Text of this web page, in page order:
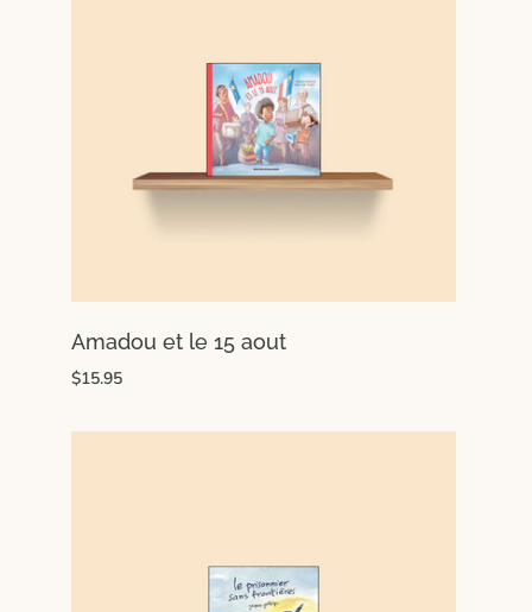
Amadou et le 15 aout
$15.95